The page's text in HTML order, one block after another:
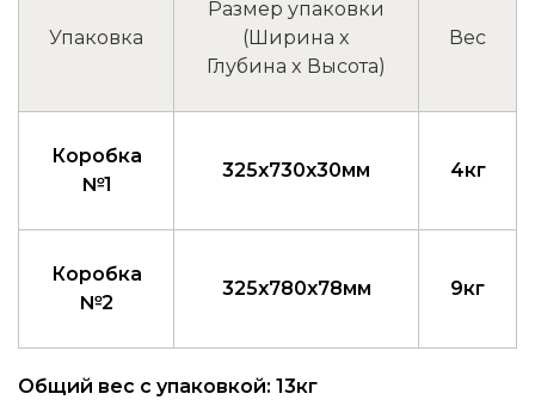
Упаковка
Размер упаковки
(Ширина x
Глубина x Высота)
Вес
Коробка
№1
325x730x30мм 4кг
Коробка
№2
325x780x78мм 9кг
Общий вес с упаковкой: 13кг